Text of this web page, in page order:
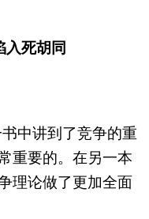
入死胡同
中讲到了竞争的重
重要的。在另一本
理论做了更加全面